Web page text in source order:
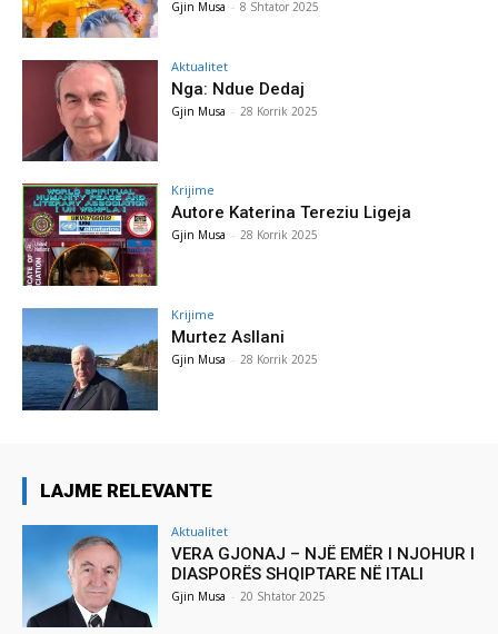
Gjin Musa - 8 Shtator 2025
Aktualitet
Nga: Ndue Dedaj
Gjin Musa - 28 Korrik 2025
Krijime
Autore Katerina Tereziu Ligeja
Gjin Musa - 28 Korrik 2025
Krijime
Murtez Asllani
Gjin Musa - 28 Korrik 2025
LAJME RELEVANTE
Aktualitet
VERA GJONAJ – NJË EMËR I NJOHUR I
DIASPORËS SHQIPTARE NË ITALI
Gjin Musa - 20 Shtator 2025